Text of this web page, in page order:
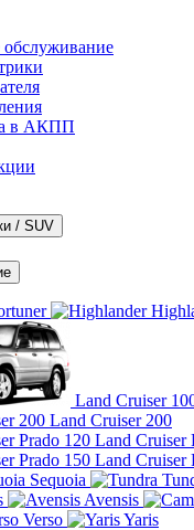
обслуживание
в АКПП
/ SUV
Land Cruiser
Land Cruiser 200
Land Cruiser
Land Cruiser
Sequoia
Avensis
Verso
Yaris